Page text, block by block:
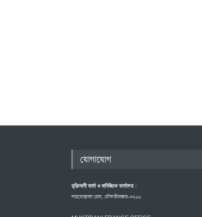
যোগাযোগ
মুক্তিবাণী বার্তা ও বাণিজ্যিক কার্যালয় :
শাহমোস্তাফা রোড, মৌলভীবাজার-৩২০০